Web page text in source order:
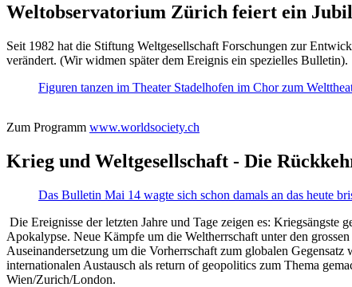
Weltobservatorium Zürich feiert ein
Seit 1982 hat die Stiftung Weltgesellschaft Forschungen zur
verändert. (Wir widmen später dem Ereignis ein spezielles Bulletin).
Figuren tanzen im Theater Stadelhofen im Chor zum
Zum Programm www.worldsociety.ch
Krieg und Weltgesellschaft - Die
Das Bulletin Mai 14 wagte sich schon damals an das heute
Die Ereignisse der letzten Jahre und Tage zeigen es: Kriegsängste
Apokalypse. Neue Kämpfe um die Weltherrschaft unter den
Auseinandersetzung um die Vorherrschaft zum globalen
internationalen Austausch als return of geopolitics zum Thema
Wien/Zurich/London.